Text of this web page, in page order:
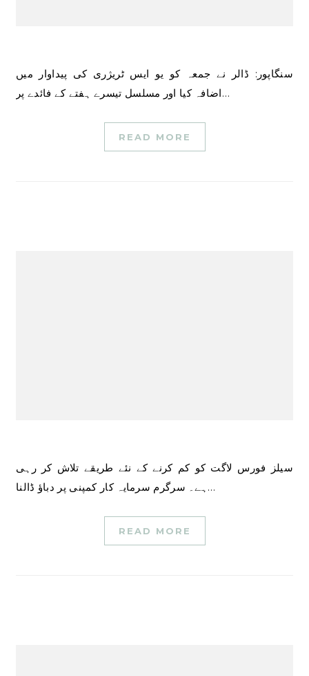
سنگاپور: ڈالر نے جمعہ کو یو ایس ٹریژری کی پیداوار میں
اضافہ کیا اور مسلسل تیسرے ہفتے کے فائدے پر…
READ MORE
سیلز فورس لاگت کو کم کرنے کے نئے طریقے تلاش کر رہی
ہے۔ سرگرم سرمایہ کار کمپنی پر دباؤ ڈالنا…
READ MORE